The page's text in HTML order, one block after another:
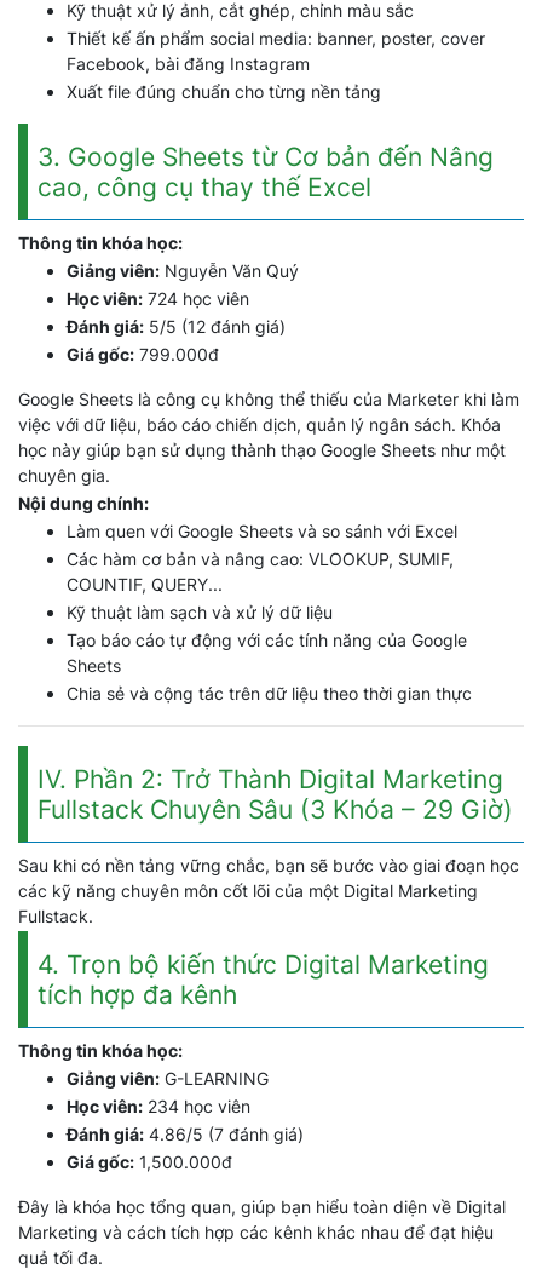
Kỹ thuật xử lý ảnh, cắt ghép, chỉnh màu sắc
Thiết kế ấn phẩm social media: banner, poster, cover
Facebook, bài đăng Instagram
Xuất file đúng chuẩn cho từng nền tảng
3. Google Sheets từ Cơ bản đến Nâng
cao, công cụ thay thế Excel
Thông tin khóa học:
Giảng viên: Nguyễn Văn Quý
Học viên: 724 học viên
Đánh giá: 5/5 (12 đánh giá)
Giá gốc: 799.000đ
Google Sheets là công cụ không thể thiếu của Marketer khi làm
việc với dữ liệu, báo cáo chiến dịch, quản lý ngân sách. Khóa
học này giúp bạn sử dụng thành thạo Google Sheets như một
chuyên gia.
Nội dung chính:
Làm quen với Google Sheets và so sánh với Excel
Các hàm cơ bản và nâng cao: VLOOKUP, SUMIF,
COUNTIF, QUERY...
Kỹ thuật làm sạch và xử lý dữ liệu
Tạo báo cáo tự động với các tính năng của Google
Sheets
Chia sẻ và cộng tác trên dữ liệu theo thời gian thực
IV. Phần 2: Trở Thành Digital Marketing
Fullstack Chuyên Sâu (3 Khóa – 29 Giờ)
Sau khi có nền tảng vững chắc, bạn sẽ bước vào giai đoạn học
các kỹ năng chuyên môn cốt lõi của một Digital Marketing
Fullstack.
4. Trọn bộ kiến thức Digital Marketing
tích hợp đa kênh
Thông tin khóa học:
Giảng viên: G-LEARNING
Học viên: 234 học viên
Đánh giá: 4.86/5 (7 đánh giá)
Giá gốc: 1,500.000đ
Đây là khóa học tổng quan, giúp bạn hiểu toàn diện về Digital
Marketing và cách tích hợp các kênh khác nhau để đạt hiệu
quả tối đa.